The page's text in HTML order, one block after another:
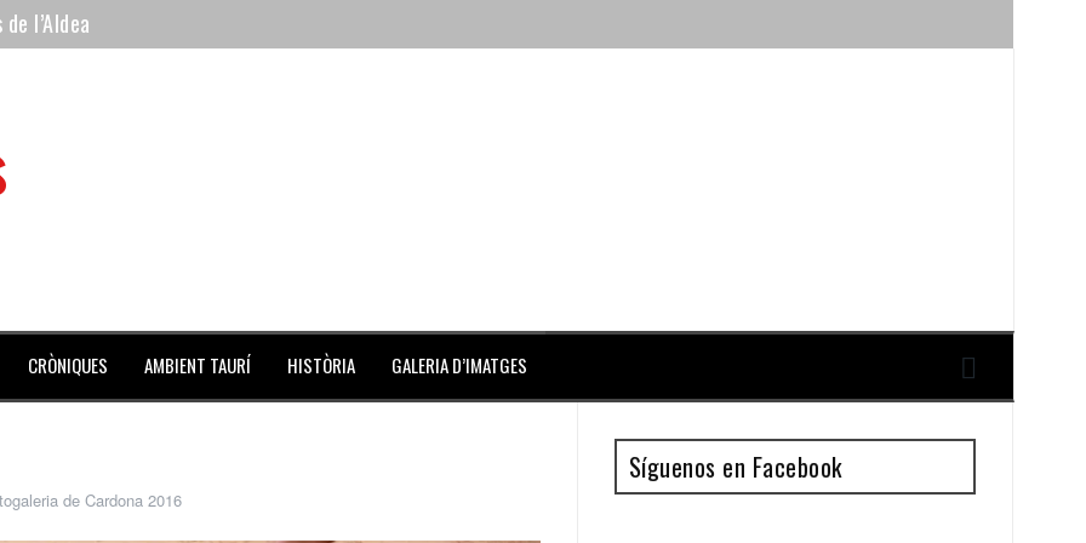
l’Aldea
premiado como el novillo más bravo en San Adrián
CRÒNIQUES AMBIENT TAURÍ HISTÒRIA GALERIA D’IMATGES
de Cardona 2016
Síguenos en Facebook